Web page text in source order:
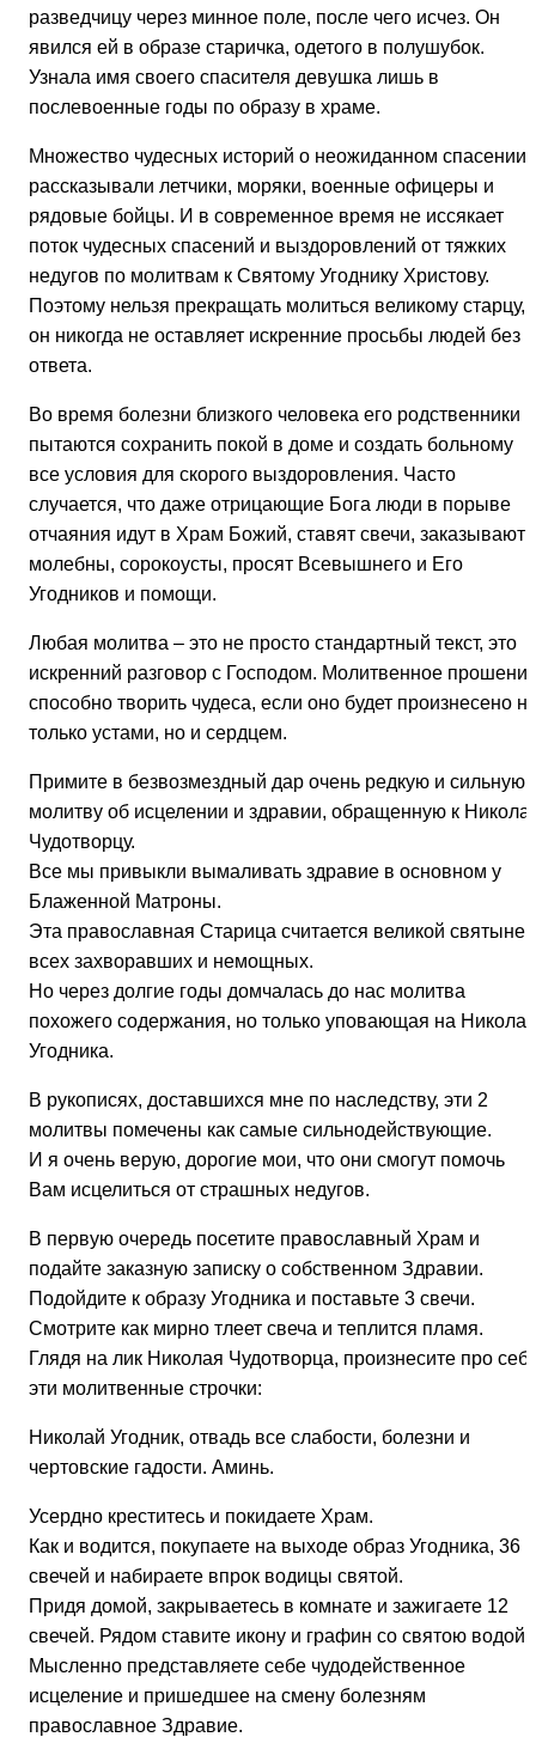
разведчицу через минное поле, после чего исчез. Он
явился ей в образе старичка, одетого в полушубок.
Узнала имя своего спасителя девушка лишь в
послевоенные годы по образу в храме.
Множество чудесных историй о неожиданном спасении
рассказывали летчики, моряки, военные офицеры и
рядовые бойцы. И в современное время не иссякает
поток чудесных спасений и выздоровлений от тяжких
недугов по молитвам к Святому Угоднику Христову.
Поэтому нельзя прекращать молиться великому старцу,
он никогда не оставляет искренние просьбы людей без
ответа.
Во время болезни близкого человека его родственники
пытаются сохранить покой в доме и создать больному
все условия для скорого выздоровления. Часто
случается, что даже отрицающие Бога люди в порыве
отчаяния идут в Храм Божий, ставят свечи, заказывают
молебны, сорокоусты, просят Всевышнего и Его
Угодников и помощи.
Любая молитва – это не просто стандартный текст, это
искренний разговор с Господом. Молитвенное
способно творить чудеса, если оно будет произнесено
только устами, но и сердцем.
Примите в безвозмездный дар очень редкую и сильную
молитву об исцелении и здравии, обращенную к
Чудотворцу.
Все мы привыкли вымаливать здравие в основном у
Блаженной Матроны.
Эта православная Старица считается великой святыней
всех захворавших и немощных.
Но через долгие годы домчалась до нас молитва
похожего содержания, но только уповающая на Николая
Угодника.
В рукописях, доставшихся мне по наследству, эти 2
молитвы помечены как самые сильнодействующие.
И я очень верую, дорогие мои, что они смогут помочь
Вам исцелиться от страшных недугов.
В первую очередь посетите православный Храм и
подайте заказную записку о собственном Здравии.
Подойдите к образу Угодника и поставьте 3 свечи.
Смотрите как мирно тлеет свеча и теплится пламя.
Глядя на лик Николая Чудотворца, произнесите про
эти молитвенные строчки:
Николай Угодник, отвадь все слабости, болезни и
чертовские гадости. Аминь.
Усердно креститесь и покидаете Храм.
Как и водится, покупаете на выходе образ Угодника, 36
свечей и набираете впрок водицы святой.
Придя домой, закрываетесь в комнате и зажигаете 12
свечей. Рядом ставите икону и графин со святою водой.
Мысленно представляете себе чудодейственное
исцеление и пришедшее на смену болезням
православное Здравие.